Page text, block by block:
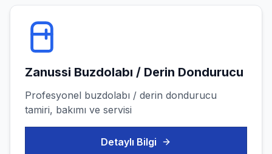
Zanussi Buzdolabı / Derin Dondurucu
Profesyonel buzdolabı / derin dondurucu
tamiri, bakımı ve servisi
Detaylı Bilgi